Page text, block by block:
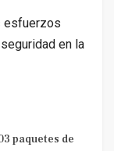
esfuerzos
en la
paquetes de